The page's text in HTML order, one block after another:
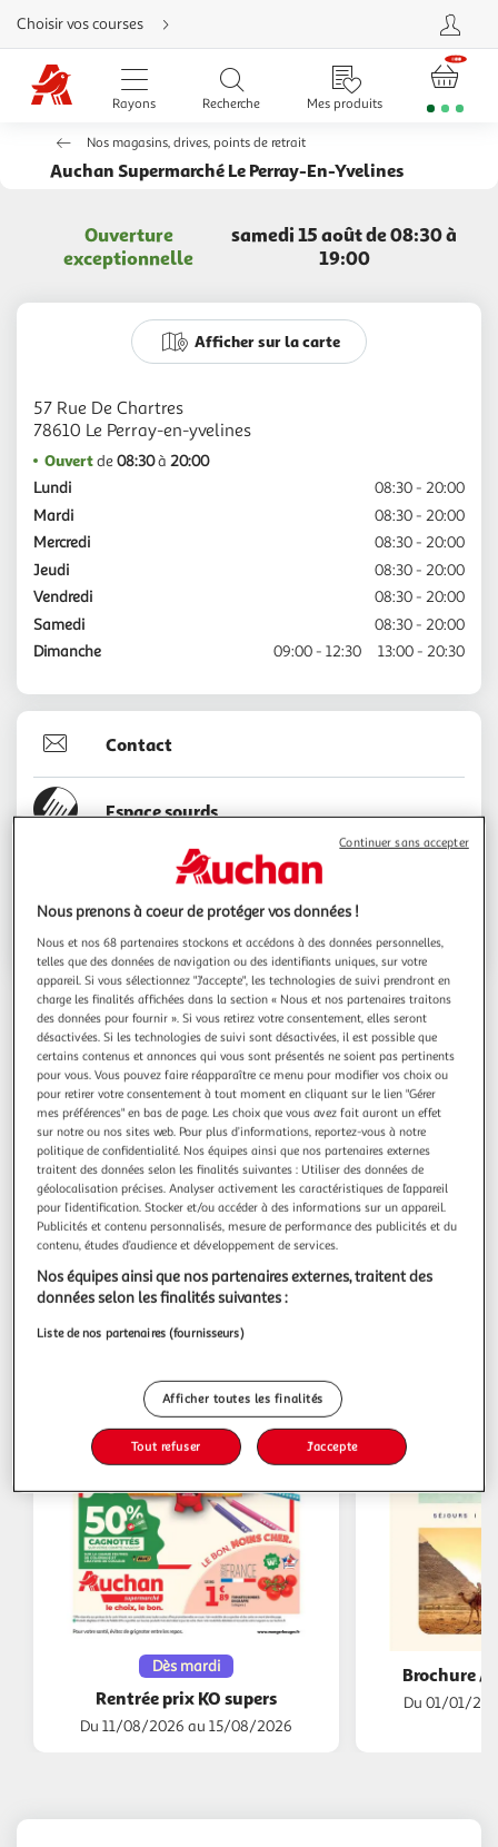
Aller
directement
au
contenu
Aller
directement
recherche
Aller
directement
directement
d'aide
Choisir vos courses
Rayons Recherche Mes produits
Nos magasins, drives, points de retrait
Auchan Supermarché Le Perray-En-Yvelines
Ouverture
exceptionnelle
samedi 15 août de 08:30 à
19:00
Afficher sur la carte
57 Rue De Chartres
Ouvertde08:30à 20:00
Lundi
08:30 - 20:00
Mardi
08:30 - 20:00
Mercredi
08:30 - 20:00
Jeudi
08:30 - 20:00
Vendredi
08:30 - 20:00
Samedi
08:30 - 20:00
Dimanche
09:00 - 12:30 13:00 - 20:30
Contact
Espace sourds
01.34.84.64.28
Voir l'itinéraire
Quels services trouver dans mon Auchan
Supermarché Le Perray-En-Yvelines ?
Billetterie
Les catalogues du moment
Dès mardi
Rentrée prix KO supers
Du 11/08/2026 au 15/08/2026
Brochure
Du 01/01/
Nous prenons à coeur de protéger vos données !
Nous et nos 68 partenaires stockons et accédons à des données personnelles,
telles que des données de navigation ou des identifiants uniques, sur votre
appareil. Si vous sélectionnez "J'accepte", les technologies de suivi prendront en
charge les finalités affichées dans la section « Nous et nos partenaires traitons
des données pour fournir ». Si vous retirez votre consentement, elles seront
désactivées. Si les technologies de suivi sont désactivées, il est possible que
certains contenus et annonces qui vous sont présentés ne soient pas pertinents
pour vous. Vous pouvez faire réapparaître ce menu pour modifier vos choix ou
pour retirer votre consentement à tout moment en cliquant sur le lien "Gérer
mes préférences" en bas de page. Les choix que vous avez fait auront un effet
sur notre ou nos sites web. Pour plus d’informations, reportez-vous à notre
politique de confidentialité. Nos équipes ainsi que nos partenaires externes
traitent des données selon les finalités suivantes : Utiliser des données de
géolocalisation précises. Analyser activement les caractéristiques de l’appareil
pour l’identification. Stocker et/ou accéder à des informations sur un appareil.
Publicités et contenu personnalisés, mesure de performance des publicités et du
contenu, études d’audience et développement de services.
Nos équipes ainsi que nos partenaires externes, traitent des
données selon les finalités suivantes :
Liste de nos partenaires (fournisseurs)
Afficher toutes les finalités
Tout refuser J'accepte
Continuer sans accepter